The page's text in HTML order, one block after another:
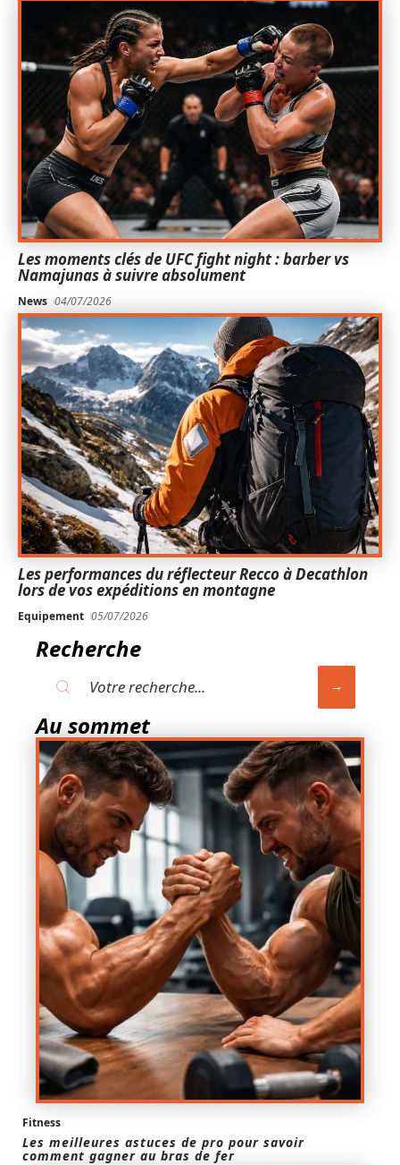
Les moments clés de UFC fight night : barber vs
Namajunas à suivre absolument
News 04/07/2026
Les performances du réflecteur Recco à Decathlon
lors de vos expéditions en montagne
Equipement 05/07/2026
Recherche
Au sommet
Fitness
Les meilleures astuces de pro pour savoir
comment gagner au bras de fer